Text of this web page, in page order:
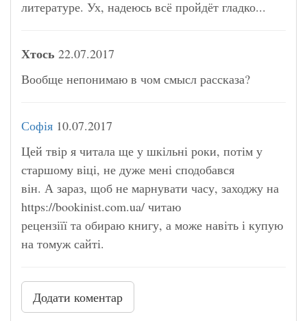
литературе. Ух, надеюсь всё пройдёт гладко...
Хтось 22.07.2017
Вообще непонимаю в чом смысл рассказа?
Софія 10.07.2017
Цей твір я читала ще у шкільні роки, потім у
старшому віці, не дуже мені сподобався
він. А зараз, щоб не марнувати часу, заходжу на
https://bookinist.com.ua/ читаю
рецензіїї та обираю книгу, а може навіть і купую
на томуж сайті.
Додати коментар